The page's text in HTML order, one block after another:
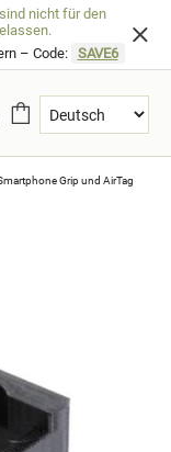
nicht für den
– Code: SAVE6
Grip und AirTag